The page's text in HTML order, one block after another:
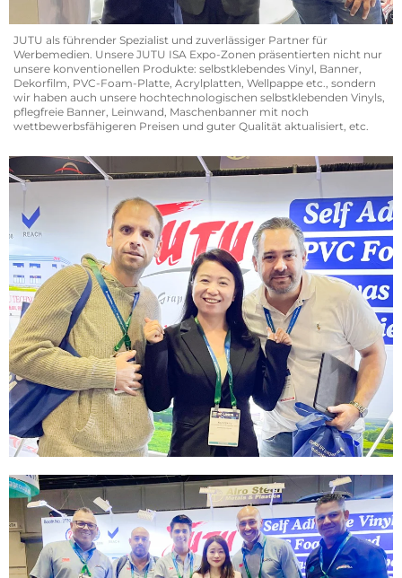
JUTU als führender Spezialist und zuverlässiger Partner für
Werbemedien. Unsere JUTU ISA Expo-Zonen präsentierten nicht nur
unsere konventionellen Produkte: selbstklebendes Vinyl, Banner,
Dekorfilm, PVC-Foam-Platte, Acrylplatten, Wellpappe etc., sondern
wir haben auch unsere hochtechnologischen selbstklebenden Vinyls,
pflegfreie Banner, Leinwand, Maschenbanner mit noch
wettbewerbsfähigeren Preisen und guter Qualität aktualisiert, etc.